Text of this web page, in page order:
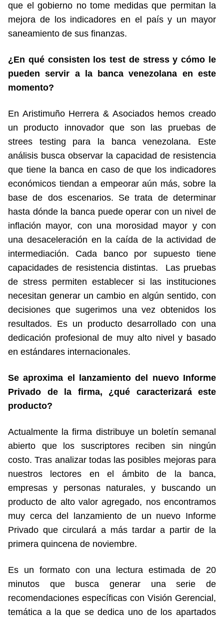
que el gobierno no tome medidas que permitan la
mejora de los indicadores en el país y un mayor
saneamiento de sus finanzas.
¿En qué consisten los test de stress y cómo le
pueden servir a la banca venezolana en este
momento?
En Aristimuño Herrera & Asociados hemos creado
un producto innovador que son las pruebas de
strees testing para la banca venezolana. Este
análisis busca observar la capacidad de resistencia
que tiene la banca en caso de que los indicadores
económicos tiendan a empeorar aún más, sobre la
base de dos escenarios. Se trata de determinar
hasta dónde la banca puede operar con un nivel de
inflación mayor, con una morosidad mayor y con
una desaceleración en la caída de la actividad de
intermediación. Cada banco por supuesto tiene
capacidades de resistencia distintas. Las pruebas
de stress permiten establecer si las instituciones
necesitan generar un cambio en algún sentido, con
decisiones que sugerimos una vez obtenidos los
resultados. Es un producto desarrollado con una
dedicación profesional de muy alto nivel y basado
en estándares internacionales.
Se aproxima el lanzamiento del nuevo Informe
Privado de la firma, ¿qué caracterizará este
producto?
Actualmente la firma distribuye un boletín semanal
abierto que los suscriptores reciben sin ningún
costo. Tras analizar todas las posibles mejoras para
nuestros lectores en el ámbito de la banca,
empresas y personas naturales, y buscando un
producto de alto valor agregado, nos encontramos
muy cerca del lanzamiento de un nuevo Informe
Privado que circulará a más tardar a partir de la
primera quincena de noviembre.
Es un formato con una lectura estimada de 20
minutos que busca generar una serie de
recomendaciones específicas con Visión Gerencial,
temática a la que se dedica uno de los apartados